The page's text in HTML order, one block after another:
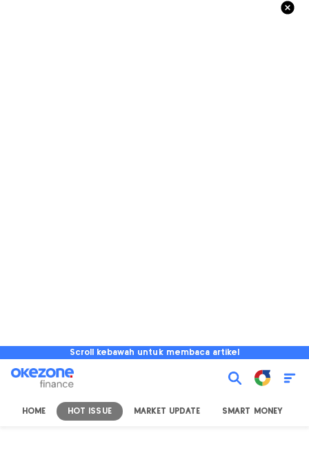
Scroll kebawah untuk membaca artikel
HOME HOT ISSUE MARKET UPDATE SMART MONEY